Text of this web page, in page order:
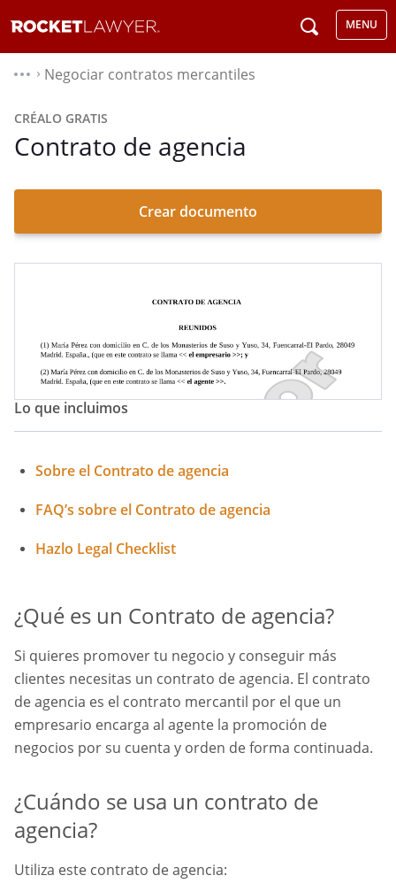
MENU
⌃ Negociar contratos mercantiles
CRÉALO GRATIS
Contrato de agencia
Crear documento
Lo que incluimos
Sobre el Contrato de agencia
FAQ’s sobre el Contrato de agencia
Hazlo Legal Checklist
¿Qué es un Contrato de agencia?
Si quieres promover tu negocio y conseguir más
clientes necesitas un contrato de agencia. El contrato
de agencia es el contrato mercantil por el que un
empresario encarga al agente la promoción de
negocios por su cuenta y orden de forma continuada.
¿Cuándo se usa un contrato de
agencia?
Utiliza este contrato de agencia: